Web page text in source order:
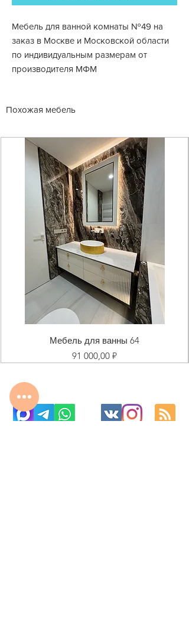
Мебель для ванной комнаты №49 на
заказ в Москве и Московской области
по индивидуальным размерам от
производителя МФМ
Похожая мебель
Мебель для ванны 64
Цена
91 000,00 ₽